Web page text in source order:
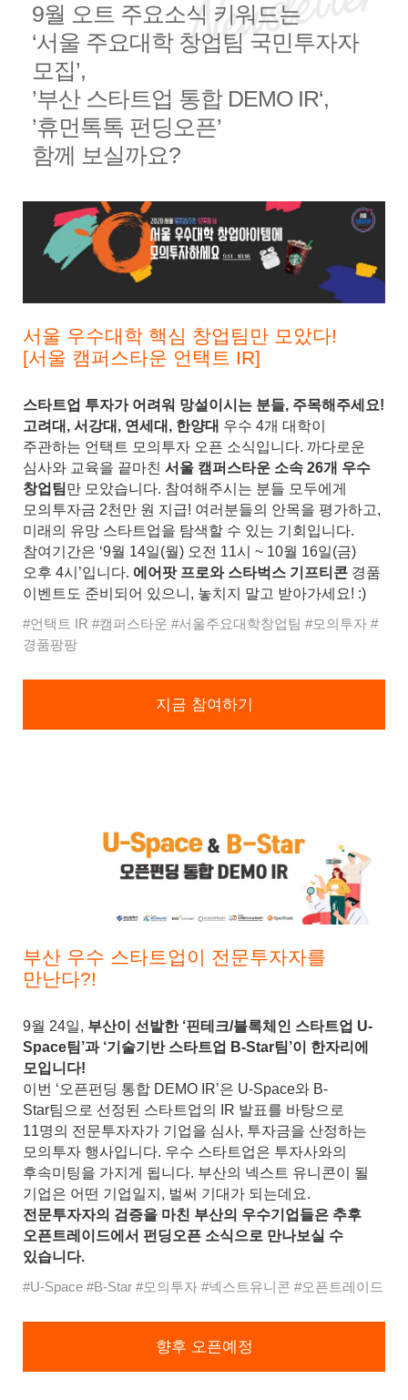
9월 오트 주요소식 키워드는
‘서울 주요대학 창업팀 국민투자자
모집’,
’부산 스타트업 통합 DEMO IR‘,
’휴먼톡톡 펀딩오픈’
함께 보실까요?
서울 우수대학 핵심 창업팀만 모았다!
[서울 캠퍼스타운 언택트 IR]
스타트업 투자가 어려워 망설이시는 분들, 주목해주세요!
고려대, 서강대, 연세대, 한양대 우수 4개 대학이
주관하는 언택트 모의투자 오픈 소식입니다. 까다로운
심사와 교육을 끝마친 서울 캠퍼스타운 소속 26개 우수
창업팀만 모았습니다. 참여해주시는 분들 모두에게
모의투자금 2천만 원 지급! 여러분들의 안목을 평가하고,
미래의 유망 스타트업을 탐색할 수 있는 기회입니다.
참여기간은 ‘9월 14일(월) 오전 11시 ~ 10월 16일(금)
오후 4시’입니다. 에어팟 프로와 스타벅스 기프티콘 경품
이벤트도 준비되어 있으니, 놓치지 말고 받아가세요! :)
#언택트 IR #캠퍼스타운 #서울주요대학창업팀 #모의투자 #
경품팡팡
지금 참여하기
부산 우수 스타트업이 전문투자자를
만난다?!
9월 24일, 부산이 선발한 ‘핀테크/블록체인 스타트업 U-
Space팀’과 ‘기술기반 스타트업 B-Star팀’이 한자리에
모입니다!
이번 ‘오픈펀딩 통합 DEMO IR’은 U-Space와 B-
Star팀으로 선정된 스타트업의 IR 발표를 바탕으로
11명의 전문투자자가 기업을 심사, 투자금을 산정하는
모의투자 행사입니다. 우수 스타트업은 투자사와의
후속미팅을 가지게 됩니다. 부산의 넥스트 유니콘이 될
기업은 어떤 기업일지, 벌써 기대가 되는데요.
전문투자자의 검증을 마친 부산의 우수기업들은 추후
오픈트레이드에서 펀딩오픈 소식으로 만나보실 수
있습니다.
#U-Space #B-Star #모의투자 #넥스트유니콘 #오픈트레이드
향후 오픈예정